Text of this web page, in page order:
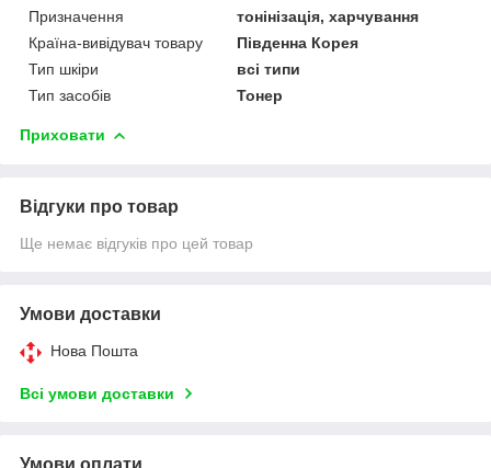
Призначення
тонінізація, харчування
Країна-вивідувач товару
Південна Корея
Тип шкіри
всі типи
Тип засобів
Тонер
Приховати
Відгуки про товар
Ще немає відгуків про цей товар
Умови доставки
Нова Пошта
Всі умови доставки
Умови оплати